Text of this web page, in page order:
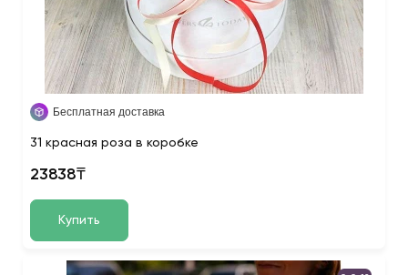
Бесплатная доставка
31 красная роза в коробке
23838₸
Купить